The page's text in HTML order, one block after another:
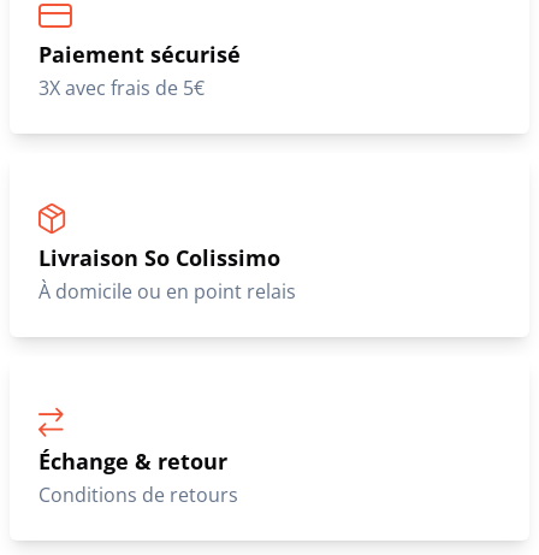
Paiement sécurisé
3X avec frais de 5€
Livraison So Colissimo
À domicile ou en point relais
Échange & retour
Conditions de retours